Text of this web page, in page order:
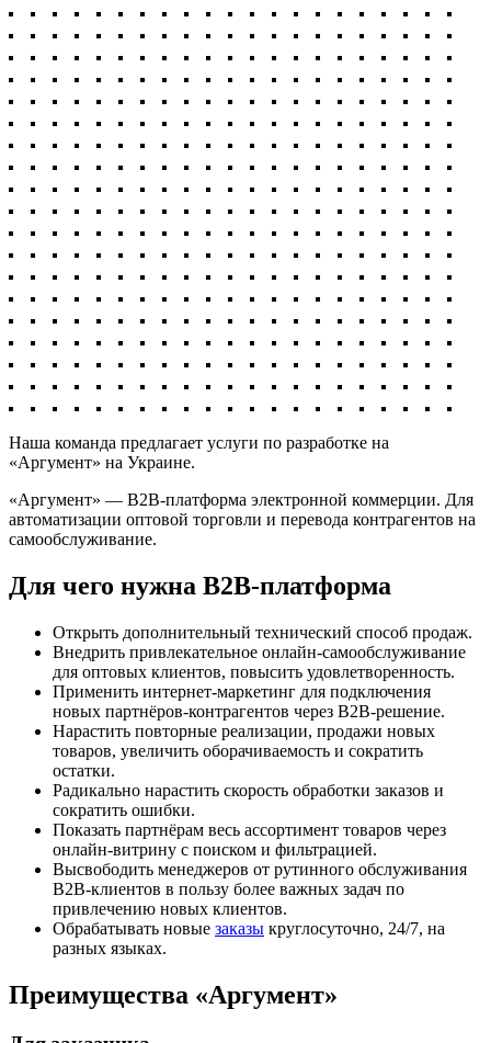
Наша команда предлагает услуги по разработке на
«Аргумент»‎ на Украине.
«Аргумент»‎ — B2B-платформа электронной коммерции. Для
автоматизации оптовой торговли и перевода контрагентов на
самообслуживание.
Для чего нужна B2B-платформа
Открыть дополнительный технический способ продаж.
Внедрить привлекательное онлайн-самообслуживание
для оптовых клиентов, повысить удовлетворенность.
Применить интернет-маркетинг для подключения
новых партнёров-контрагентов через B2B-решение.
Нарастить повторные реализации, продажи новых
товаров, увеличить оборачиваемость и сократить
остатки.
Радикально нарастить скорость обработки заказов и
сократить ошибки.
Показать партнёрам весь ассортимент товаров через
онлайн-витрину с поиском и фильтрацией.
Высвободить менеджеров от рутинного обслуживания
В2В-клиентов в пользу более важных задач по
привлечению новых клиентов.
Обрабатывать новые заказы круглосуточно, 24/7, на
разных языках.
Преимущества «Аргумент»‎